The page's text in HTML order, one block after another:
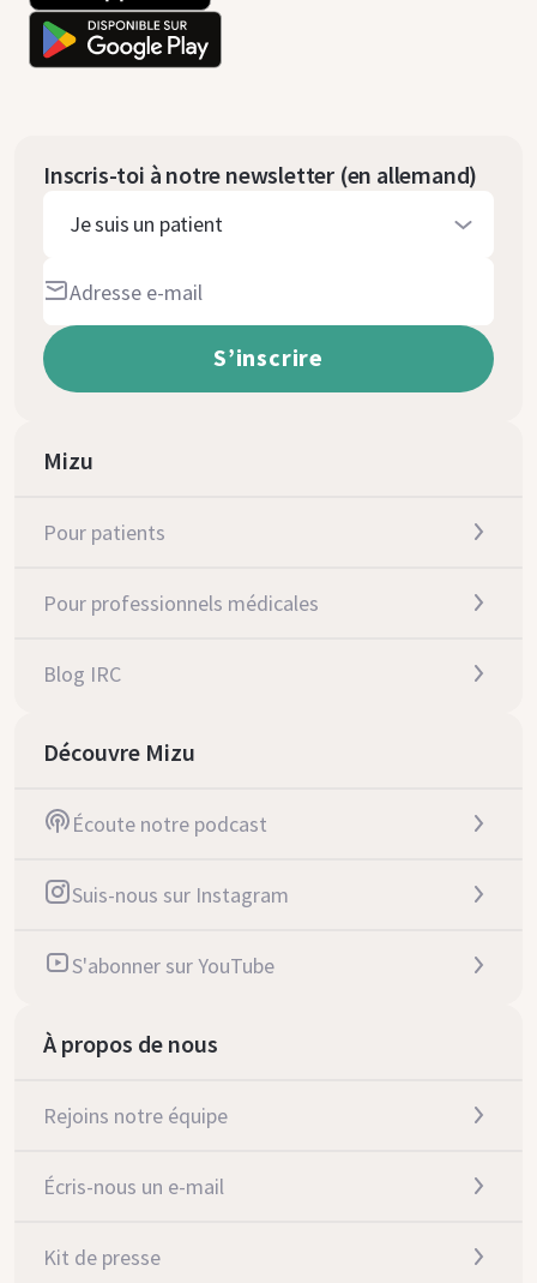
Inscris-toi à notre newsletter (en allemand)
Je suis un patient
Mizu
Pour patients
Pour professionnels médicales
Blog IRC
Découvre Mizu
Écoute notre podcast
Suis-nous sur Instagram
S'abonner sur YouTube
À propos de nous
Rejoins notre équipe
Écris-nous un e-mail
Kit de presse